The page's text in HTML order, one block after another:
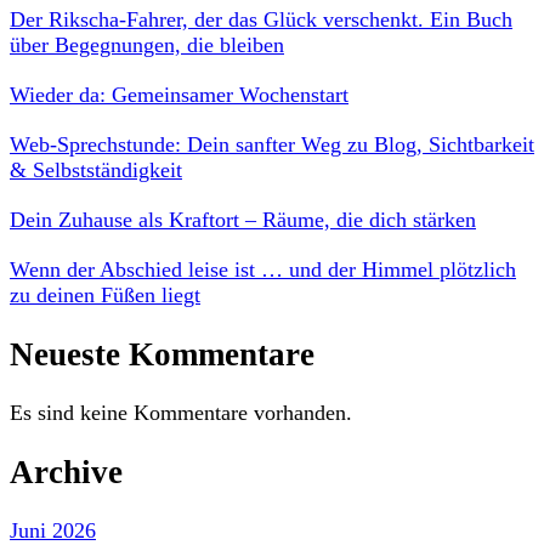
Der Rikscha-Fahrer, der das Glück verschenkt. Ein Buch
über Begegnungen, die bleiben
Wieder da: Gemeinsamer Wochenstart
Web-Sprechstunde: Dein sanfter Weg zu Blog, Sichtbarkeit
& Selbstständigkeit
Dein Zuhause als Kraftort – Räume, die dich stärken
Wenn der Abschied leise ist … und der Himmel plötzlich
zu deinen Füßen liegt
Neueste Kommentare
Es sind keine Kommentare vorhanden.
Archive
Juni 2026